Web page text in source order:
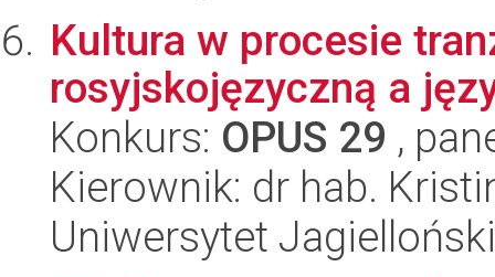
Kultura w procesie
rosyjskojęzyczną a
Konkurs: OPUS 29 ,
Kierownik: dr hab.
Uniwersytet Jagielloński